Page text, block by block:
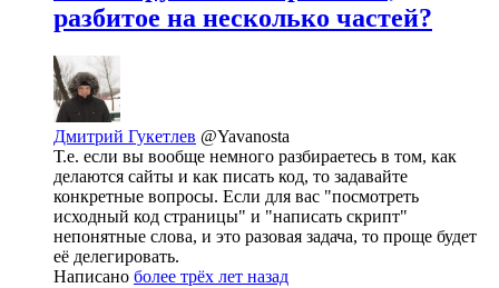
разбитое на несколько частей?
Дмитрий Гукетлев @Yavanosta
Т.е. если вы вообще немного разбираетесь в том, как
делаются сайты и как писать код, то задавайте
конкретные вопросы. Если для вас "посмотреть
исходный код страницы" и "написать скрипт"
непонятные слова, и это разовая задача, то проще будет
её делегировать.
Написано более трёх лет назад